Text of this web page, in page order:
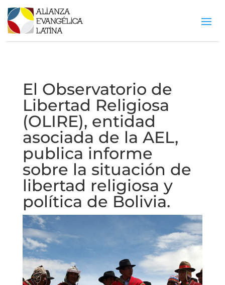
El Observatorio de
Libertad Religiosa
(OLIRE), entidad
asociada de la AEL,
publica informe
sobre la situación de
libertad religiosa y
política de Bolivia.